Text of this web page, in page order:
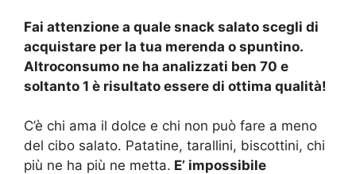
Fai attenzione a quale snack salato scegli di
acquistare per la tua merenda o spuntino.
Altroconsumo ne ha analizzati ben 70 e
soltanto 1 è risultato essere di ottima qualità!
C’è chi ama il dolce e chi non può fare a meno
del cibo salato. Patatine, tarallini, biscottini, chi
più ne ha più ne metta. E’ impossibile